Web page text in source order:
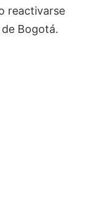
reactivarse
Bogotá.